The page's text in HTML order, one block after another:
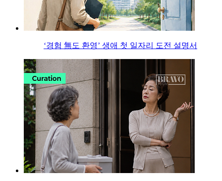
‘경험 無도 환영’ 생애 첫 일자리 도전 설명서